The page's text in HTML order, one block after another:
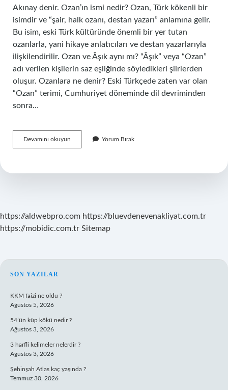
Akınay denir. Ozan’ın ismi nedir? Ozan, Türk kökenli bir
isimdir ve “şair, halk ozanı, destan yazarı” anlamına gelir.
Bu isim, eski Türk kültüründe önemli bir yer tutan
ozanlarla, yani hikaye anlatıcıları ve destan yazarlarıyla
ilişkilendirilir. Ozan ve Âşık aynı mı? “Âşık” veya “Ozan”
adı verilen kişilerin saz eşliğinde söyledikleri şiirlerden
oluşur. Ozanlara ne denir? Eski Türkçede zaten var olan
“Ozan” terimi, Cumhuriyet döneminde dil devriminden
sonra…
Devamını okuyun
Ne
Yorum Bırak
https://aldwebpro.com https://bluevdenevenakliyat.com.tr
https://mobidic.com.tr Sitemap
SIDEBAR
SON YAZILAR
KKM faizi ne oldu ?
Ağustos 5, 2026
54’ün küp kökü nedir ?
Ağustos 3, 2026
3 harfli kelimeler nelerdir ?
Ağustos 3, 2026
Şehinşah Atlas kaç yaşında ?
Temmuz 30, 2026